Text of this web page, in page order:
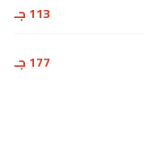
113 جـ
177 جـ